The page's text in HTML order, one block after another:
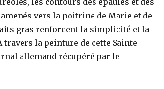
vers la poitrine de Marie et de
gras renforcent la simplicité et la
travers la peinture de cette Sainte
allemand récupéré par le